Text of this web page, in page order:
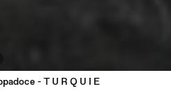
- T U R Q U I E